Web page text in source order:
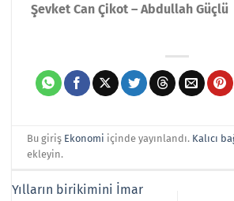
Şevket Can Çikot – Abdullah Güçlü
Bu giriş Ekonomi içinde yayınlandı. Kalıcı
ekleyin.
Yılların birikimini İmar